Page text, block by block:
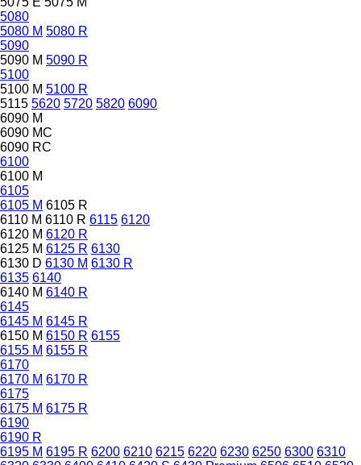
5080
5080 M 5080 R
5090
5090 M 5090 R
5100
5100 M 5100 R
5115 5620 5720 5820 6090
6090 M
6090 MC
6090 RC
6100
6100 M
6105
6105 M 6105 R
6110 M 6110 R 6115 6120
6120 M 6120 R
6125 M 6125 R 6130
6130 D 6130 M 6130 R
6135 6140
6140 M 6140 R
6145
6145 M 6145 R
6150 M 6150 R 6155
6155 M 6155 R
6170
6170 M 6170 R
6175
6175 M 6175 R
6190
6190 R
6195 M 6195 R 6200 6210 6215 6220 6230 6250 6300 6310